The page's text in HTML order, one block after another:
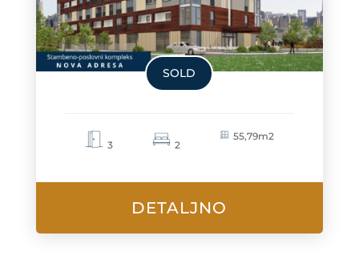
SOLD
3 2
55,79m2
DETALJNO